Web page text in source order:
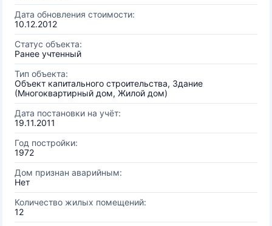
Дата обновления стоимости:
10.12.2012
Статус объекта:
Ранее учтенный
Тип объекта:
Объект капитального строительства, Здание
(Многоквартирный дом, Жилой дом)
Дата постановки на учёт:
19.11.2011
Год постройки:
1972
Дом признан аварийным:
Нет
Количество жилых помещений:
12